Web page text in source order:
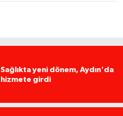
Sağlıkta yeni dönem, Aydın'da
hizmete girdi